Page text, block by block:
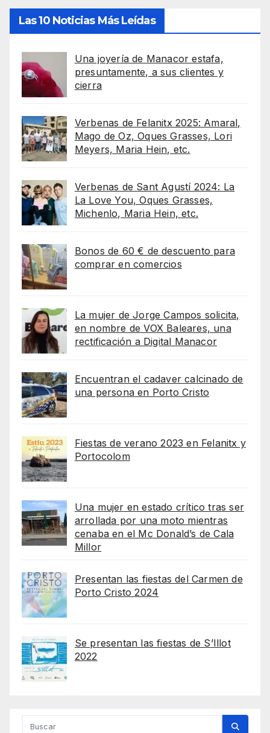
Las 10 Noticias Más Leídas
Una joyería de Manacor estafa,
presuntamente, a sus clientes y
cierra
Verbenas de Felanitx 2025: Amaral,
Mago de Oz, Oques Grasses, Lori
Meyers, Maria Hein, etc.
Verbenas de Sant Agustí 2024: La
La Love You, Oques Grasses,
Michenlo, Maria Hein, etc.
Bonos de 60 € de descuento para
comprar en comercios
La mujer de Jorge Campos solicita,
en nombre de VOX Baleares, una
rectificación a Digital Manacor
Encuentran el cadaver calcinado de
una persona en Porto Cristo
Fiestas de verano 2023 en Felanitx y
Portocolom
Una mujer en estado crítico tras ser
arrollada por una moto mientras
cenaba en el Mc Donald’s de Cala
Millor
Presentan las fiestas del Carmen de
Porto Cristo 2024
Se presentan las fiestas de S’Illot
2022